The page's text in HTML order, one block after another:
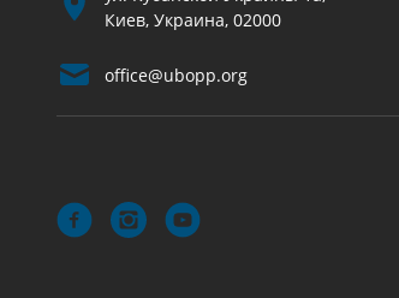
Киев, Украина, 02000
office@ubopp.org